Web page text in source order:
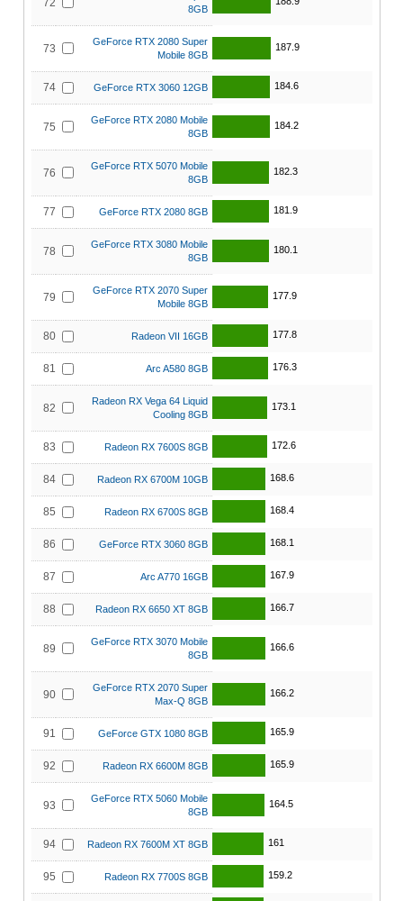
72
8GB
73
GeForce RTX 2080 Super
Mobile 8GB
187.9
74 GeForce RTX 3060 12GB 184.6
75
GeForce RTX 2080 Mobile
8GB
184.2
76
GeForce RTX 5070 Mobile
8GB
182.3
77 GeForce RTX 2080 8GB 181.9
78
GeForce RTX 3080 Mobile
8GB
180.1
79
GeForce RTX 2070 Super
Mobile 8GB
177.9
80 Radeon VII 16GB 177.8
81 Arc A580 8GB 176.3
82
Radeon RX Vega 64 Liquid
Cooling 8GB
173.1
83 Radeon RX 7600S 8GB 172.6
84 Radeon RX 6700M 10GB 168.6
85 Radeon RX 6700S 8GB 168.4
86 GeForce RTX 3060 8GB 168.1
87 Arc A770 16GB 167.9
88 Radeon RX 6650 XT 8GB 166.7
89
GeForce RTX 3070 Mobile
8GB
166.6
90
GeForce RTX 2070 Super
Max-Q 8GB
166.2
91 GeForce GTX 1080 8GB 165.9
92 Radeon RX 6600M 8GB 165.9
93
GeForce RTX 5060 Mobile
8GB
164.5
94 Radeon RX 7600M XT 8GB 161
95 Radeon RX 7700S 8GB 159.2